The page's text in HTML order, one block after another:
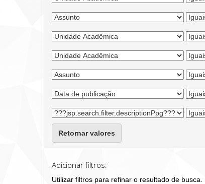
Retornar valores
Adicionar filtros:
Utilizar filtros para refinar o resultado de busca.